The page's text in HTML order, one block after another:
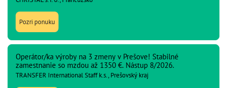
Pozri ponuku
Operátor/ka výroby na 3 zmeny v Prešove! Stabilné
zamestnanie so mzdou až 1350 €. Nástup 8/2026.
TRANSFER International Staff k.s., Prešovský kraj